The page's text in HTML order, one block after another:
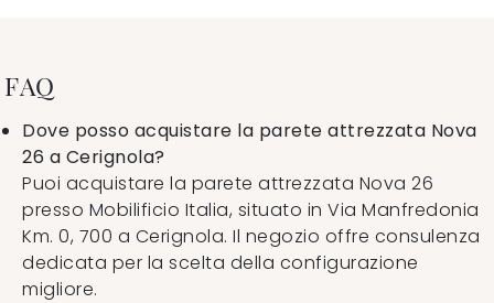
FAQ
Dove posso acquistare la parete attrezzata Nova
26 a Cerignola?
Puoi acquistare la parete attrezzata Nova 26
presso Mobilificio Italia, situato in Via Manfredonia
Km. 0, 700 a Cerignola. Il negozio offre consulenza
dedicata per la scelta della configurazione
migliore.